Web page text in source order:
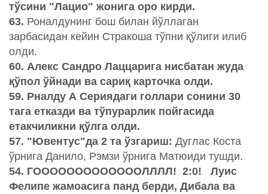
тўсини "Лацио" жонига оро кирди.
63. Роналдунинг бош билан йўллаган
зарбасидан кейин Стракоша тўпни қўлиги илиб
олди.
60. Алекс Сандро Лаццарига нисбатан жуда
қўпол ўйнади ва сариқ карточка олди.
59. Рналду А Сериядаги голлари сонини 30
тага етказди ва тўпурарлик пойгасида
етакчиликни қўлга олди.
57. "Ювентус"да 2 та ўзгариш: Дуглас Коста
ўрнига Данило, Рэмзи ўрнига Матюиди тушди.
54. ГОООООООООООООЛЛЛЛ! 2:0! Луис
Фелипе жамоасига панд берди, Дибала ва